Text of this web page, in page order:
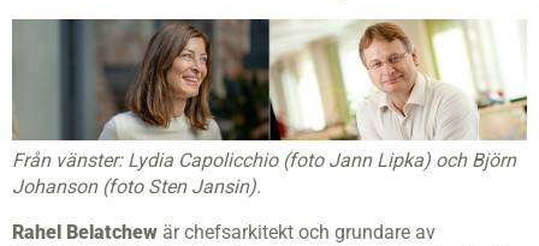
Från vänster: Lydia Capolicchio (foto Jann Lipka) och Björn
Johanson (foto Sten Jansin).
Rahel Belatchew är chefsarkitekt och grundare av